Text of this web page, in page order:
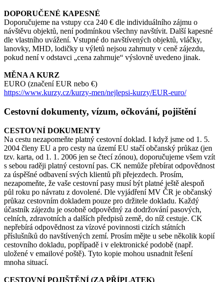
DOPORUČENÉ KAPESNÉ
Doporučujeme na vstupy cca 240 € dle individuálního zájmu o
návštěvu objektů, není podmínkou všechny navštívit. Další kapesné
dle vlastního uvážení. Vstupné do navštívených objektů, vláčky,
lanovky, MHD, lodičky u výletů nejsou zahrnuty v ceně zájezdu,
pokud není v odstavci „cena zahrnuje“ výslovně uvedeno jinak.
MĚNA A KURZ
EURO (značení EUR nebo €)
https://www.kurzy.cz/kurzy-men/nejlepsi-kurzy/EUR-euro/
Cestovní dokumenty, vízum, očkování, pojištění
CESTOVNÍ DOKUMENTY
Na cestu nezapomeňte platný cestovní doklad. I když jsme od 1. 5.
2004 členy EU a pro cesty na území EU stačí občanský průkaz (jen
tzv. karta, od 1. 1. 2006 jen se čtecí zónou), doporučujeme všem vzít
s sebou raději platný cestovní pas. CK nemůže přebírat odpovědnost
za úspěšné odbavení svých klientů při přejezdech. Prosím,
nezapomeňte, že vaše cestovní pasy musí být platné ještě alespoň
půl roku po návratu z dovolené. Dle vyjádření MV ČR je občanský
průkaz cestovním dokladem pouze pro držitele dokladu. Každý
účastník zájezdu je osobně odpovědný za dodržování pasových,
celních, zdravotních a dalších předpisů země, do níž cestuje. CK
nepřebírá odpovědnost za vízové povinnosti cizích státních
příslušníků do navštívených zemí. Prosím mějte u sebe několik kopií
cestovního dokladu, popřípadě i v elektronické podobě (např.
uložené v emailové poště). Tyto kopie mohou usnadnit řešení
mnoha situací.
CESTOVNÍ POJIŠTĚNÍ (ZA PŘÍPLATEK)